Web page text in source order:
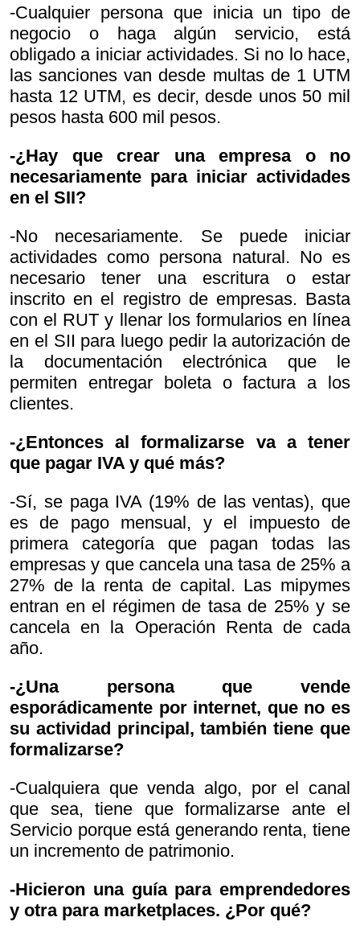
-Cualquier persona que inicia un tipo de
negocio o haga algún servicio, está
obligado a iniciar actividades. Si no lo hace,
las sanciones van desde multas de 1 UTM
hasta 12 UTM, es decir, desde unos 50 mil
pesos hasta 600 mil pesos.
-¿Hay que crear una empresa o no
necesariamente para iniciar actividades
en el SII?
-No necesariamente. Se puede iniciar
actividades como persona natural. No es
necesario tener una escritura o estar
inscrito en el registro de empresas. Basta
con el RUT y llenar los formularios en línea
en el SII para luego pedir la autorización de
la documentación electrónica que le
permiten entregar boleta o factura a los
clientes.
-¿Entonces al formalizarse va a tener
que pagar IVA y qué más?
-Sí, se paga IVA (19% de las ventas), que
es de pago mensual, y el impuesto de
primera categoría que pagan todas las
empresas y que cancela una tasa de 25% a
27% de la renta de capital. Las mipymes
entran en el régimen de tasa de 25% y se
cancela en la Operación Renta de cada
año.
-¿Una persona que vende
esporádicamente por internet, que no es
su actividad principal, también tiene que
formalizarse?
-Cualquiera que venda algo, por el canal
que sea, tiene que formalizarse ante el
Servicio porque está generando renta, tiene
un incremento de patrimonio.
-Hicieron una guía para emprendedores
y otra para marketplaces. ¿Por qué?